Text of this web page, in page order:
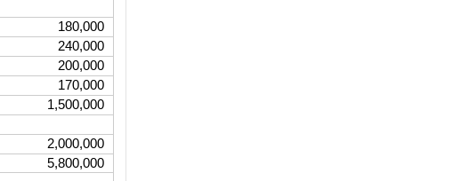
180,000
240,000
200,000
170,000
1,500,000
2,000,000
5,800,000